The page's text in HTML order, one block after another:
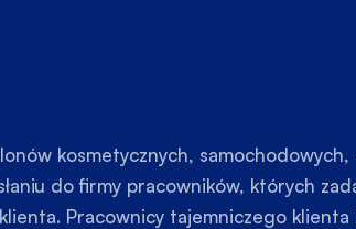
kosmetycznych, samochodowych,
do firmy pracowników, których
Pracownicy tajemniczego klienta